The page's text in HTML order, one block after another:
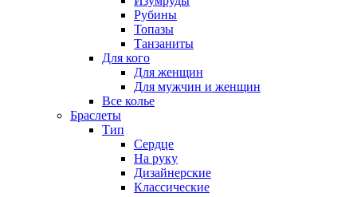
Рубины
Топазы
Танзаниты
Для кого
Для женщин
Для мужчин и женщин
Все колье
Браслеты
Тип
Сердце
На руку
Дизайнерские
Классические